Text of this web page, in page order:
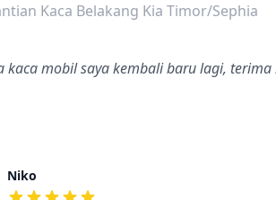
Kaca Belakang Kia Timor/Sephia
kaca mobil saya kembali baru lagi, terima
Niko